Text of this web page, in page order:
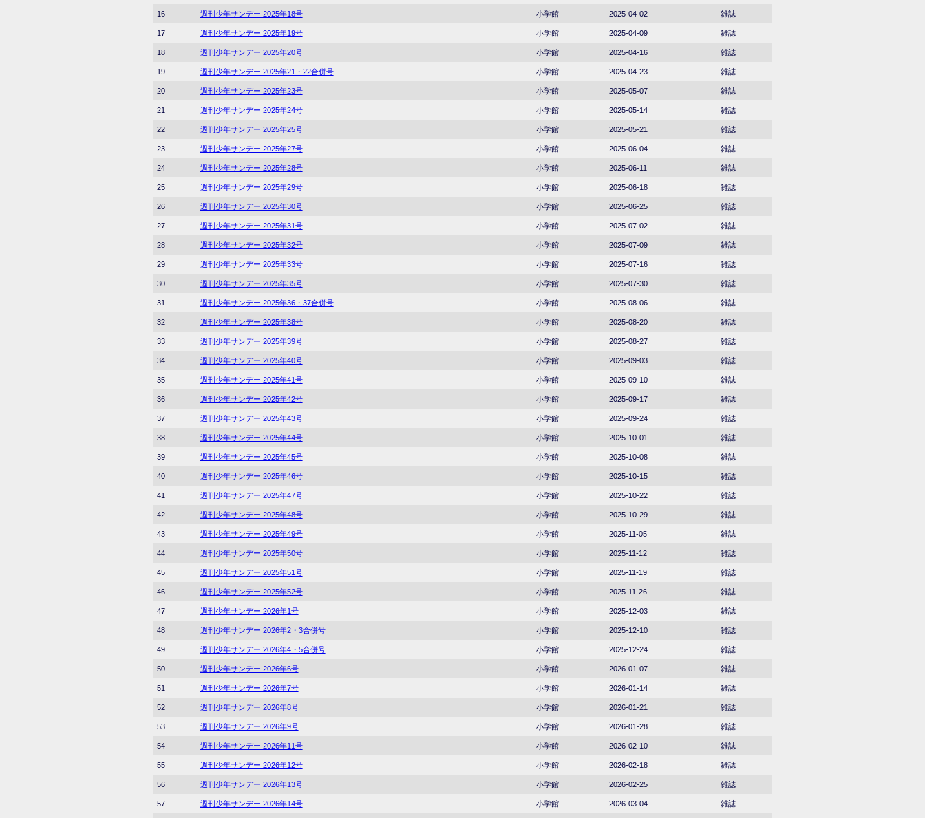
16 週刊少年サンデー 2025年18号 小学館 2025-04-02 雑誌
17 週刊少年サンデー 2025年19号 小学館 2025-04-09 雑誌
18 週刊少年サンデー 2025年20号 小学館 2025-04-16 雑誌
19 週刊少年サンデー 2025年21・22合併号 小学館 2025-04-23 雑誌
20 週刊少年サンデー 2025年23号 小学館 2025-05-07 雑誌
21 週刊少年サンデー 2025年24号 小学館 2025-05-14 雑誌
22 週刊少年サンデー 2025年25号 小学館 2025-05-21 雑誌
23 週刊少年サンデー 2025年27号 小学館 2025-06-04 雑誌
24 週刊少年サンデー 2025年28号 小学館 2025-06-11 雑誌
25 週刊少年サンデー 2025年29号 小学館 2025-06-18 雑誌
26 週刊少年サンデー 2025年30号 小学館 2025-06-25 雑誌
27 週刊少年サンデー 2025年31号 小学館 2025-07-02 雑誌
28 週刊少年サンデー 2025年32号 小学館 2025-07-09 雑誌
29 週刊少年サンデー 2025年33号 小学館 2025-07-16 雑誌
30 週刊少年サンデー 2025年35号 小学館 2025-07-30 雑誌
31 週刊少年サンデー 2025年36・37合併号 小学館 2025-08-06 雑誌
32 週刊少年サンデー 2025年38号 小学館 2025-08-20 雑誌
33 週刊少年サンデー 2025年39号 小学館 2025-08-27 雑誌
34 週刊少年サンデー 2025年40号 小学館 2025-09-03 雑誌
35 週刊少年サンデー 2025年41号 小学館 2025-09-10 雑誌
36 週刊少年サンデー 2025年42号 小学館 2025-09-17 雑誌
37 週刊少年サンデー 2025年43号 小学館 2025-09-24 雑誌
38 週刊少年サンデー 2025年44号 小学館 2025-10-01 雑誌
39 週刊少年サンデー 2025年45号 小学館 2025-10-08 雑誌
40 週刊少年サンデー 2025年46号 小学館 2025-10-15 雑誌
41 週刊少年サンデー 2025年47号 小学館 2025-10-22 雑誌
42 週刊少年サンデー 2025年48号 小学館 2025-10-29 雑誌
43 週刊少年サンデー 2025年49号 小学館 2025-11-05 雑誌
44 週刊少年サンデー 2025年50号 小学館 2025-11-12 雑誌
45 週刊少年サンデー 2025年51号 小学館 2025-11-19 雑誌
46 週刊少年サンデー 2025年52号 小学館 2025-11-26 雑誌
47 週刊少年サンデー 2026年1号 小学館 2025-12-03 雑誌
48 週刊少年サンデー 2026年2・3合併号 小学館 2025-12-10 雑誌
49 週刊少年サンデー 2026年4・5合併号 小学館 2025-12-24 雑誌
50 週刊少年サンデー 2026年6号 小学館 2026-01-07 雑誌
51 週刊少年サンデー 2026年7号 小学館 2026-01-14 雑誌
52 週刊少年サンデー 2026年8号 小学館 2026-01-21 雑誌
53 週刊少年サンデー 2026年9号 小学館 2026-01-28 雑誌
54 週刊少年サンデー 2026年11号 小学館 2026-02-10 雑誌
55 週刊少年サンデー 2026年12号 小学館 2026-02-18 雑誌
56 週刊少年サンデー 2026年13号 小学館 2026-02-25 雑誌
57 週刊少年サンデー 2026年14号 小学館 2026-03-04 雑誌